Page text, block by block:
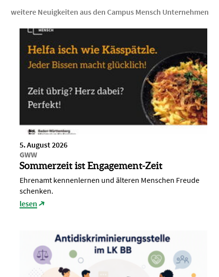
weitere Neuigkeiten aus den Campus Mensch Unternehmen
5. August 2026
GWW
Sommerzeit ist Engagement-Zeit
Ehrenamt kennenlernen und älteren Menschen Freude
schenken.
lesen